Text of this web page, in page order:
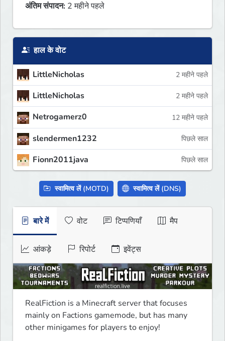
अंतिम संपादन: 2 महीने पहले
हाल के वोट
LittleNicholas 2 महीने पहले
LittleNicholas 2 महीने पहले
Netrogamerz0 12 महीने पहले
slendermen1232 पिछले साल
Fionn2011java पिछले साल
स्वामित्व लें (MOTD) स्वामित्व लें (DNS)
बारे में वोट टिप्पणियाँ मैप
आंकड़े रिपोर्ट इवेंट्स
RealFiction is a Minecraft server that focuses
mainly on Factions gamemode, but has many
other minigames for players to enjoy!